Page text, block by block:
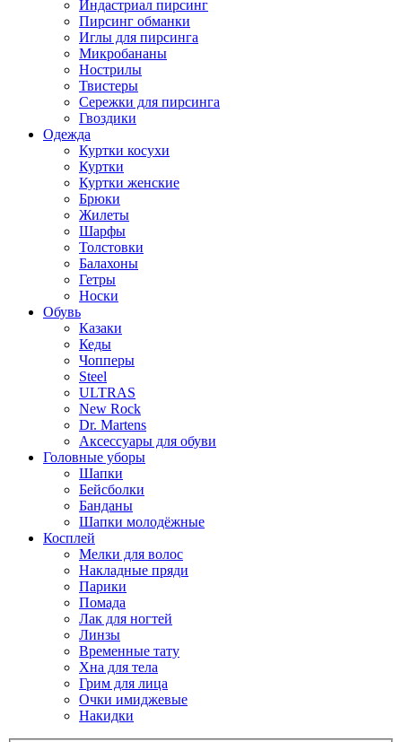
Индастриал пирсинг
Пирсинг обманки
Иглы для пирсинга
Микробананы
Нострилы
Твистеры
Сережки для пирсинга
Гвоздики
Одежда
Куртки косухи
Куртки
Куртки женские
Брюки
Жилеты
Шарфы
Толстовки
Балахоны
Гетры
Носки
Обувь
Казаки
Кеды
Чопперы
Steel
ULTRAS
New Rock
Dr. Martens
Аксессуары для обуви
Головные уборы
Шапки
Бейсболки
Банданы
Шапки молодёжные
Косплей
Мелки для волос
Накладные пряди
Парики
Помада
Лак для ногтей
Линзы
Временные тату
Хна для тела
Грим для лица
Очки имиджевые
Накидки